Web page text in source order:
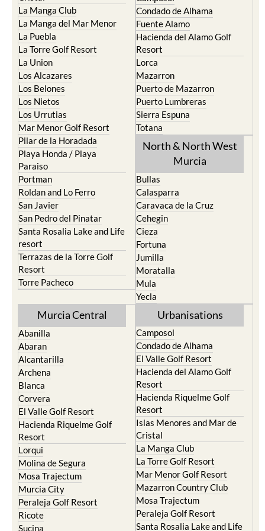
La Manga Club
La Manga del Mar Menor
La Puebla
La Torre Golf Resort
La Union
Los Alcazares
Los Belones
Los Nietos
Los Urrutias
Mar Menor Golf Resort
Pilar de la Horadada
Playa Honda / Playa
Paraiso
Portman
Roldan and Lo Ferro
San Javier
San Pedro del Pinatar
Santa Rosalia Lake and Life
resort
Terrazas de la Torre Golf
Resort
Torre Pacheco
Condado de Alhama
Fuente Alamo
Hacienda del Alamo Golf
Resort
Lorca
Mazarron
Puerto de Mazarron
Puerto Lumbreras
Sierra Espuna
Totana
North & North West
Murcia
Bullas
Calasparra
Caravaca de la Cruz
Cehegin
Cieza
Fortuna
Jumilla
Moratalla
Mula
Yecla
Murcia Central
Abanilla
Abaran
Alcantarilla
Archena
Blanca
Corvera
El Valle Golf Resort
Hacienda Riquelme Golf
Resort
Lorqui
Molina de Segura
Mosa Trajectum
Murcia City
Peraleja Golf Resort
Ricote
Sucina
Urbanisations
Camposol
Condado de Alhama
El Valle Golf Resort
Hacienda del Alamo Golf
Resort
Hacienda Riquelme Golf
Resort
Islas Menores and Mar de
Cristal
La Manga Club
La Torre Golf Resort
Mar Menor Golf Resort
Mazarron Country Club
Mosa Trajectum
Peraleja Golf Resort
Santa Rosalia Lake and Life